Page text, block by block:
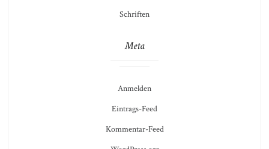
Schriften
Meta
Anmelden
Eintrags-Feed
Kommentar-Feed